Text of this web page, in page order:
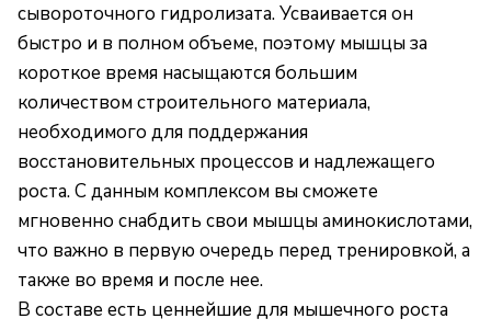
сывороточного гидролизата. Усваивается он
быстро и в полном объеме, поэтому мышцы за
короткое время насыщаются большим
количеством строительного материала,
необходимого для поддержания
восстановительных процессов и надлежащего
роста. С данным комплексом вы сможете
мгновенно снабдить свои мышцы аминокислотами,
что важно в первую очередь перед тренировкой, а
также во время и после нее.
В составе есть ценнейшие для мышечного роста